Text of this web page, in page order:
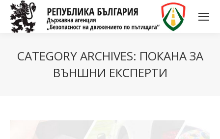
CATEGORY ARCHIVES: ПОКАНА ЗА
ВЪНШНИ ЕКСПЕРТИ